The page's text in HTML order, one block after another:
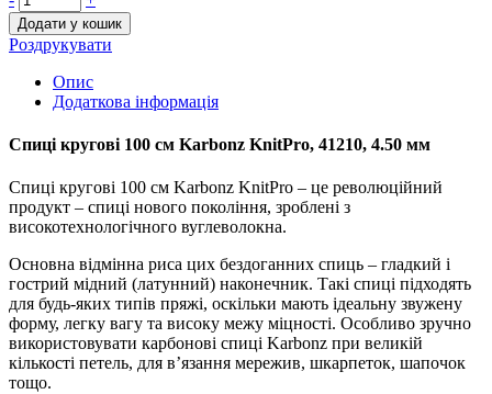
Додати у кошик
Роздрукувати
Опис
Додаткова інформація
Спиці кругові 100 см Karbonz KnitPro, 41210, 4.50 мм
Спиці кругові 100 см Karbonz KnitPro – це революційний
продукт – спиці нового покоління, зроблені з
високотехнологічного вуглеволокна.
Основна відмінна риса цих бездоганних спиць – гладкий і
гострий мідний (латунний) наконечник. Такі спиці підходять
для будь-яких типів пряжі, оскільки мають ідеальну звужену
форму, легку вагу та високу межу міцності. Особливо зручно
використовувати карбонові спиці Karbonz при великій
кількості петель, для в’язання мережив, шкарпеток, шапочок
тощо.